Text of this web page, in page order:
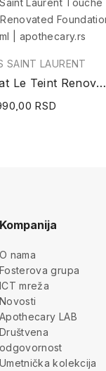
SAINT LAURENT
Touche Éclat Le Teint Renovated Foundation...
RSD
Kompanija
O nama
Fosterova grupa
ICT mreža
Novosti
Apothecary LAB
Društvena
odgovornost
Umetnička kolekcija